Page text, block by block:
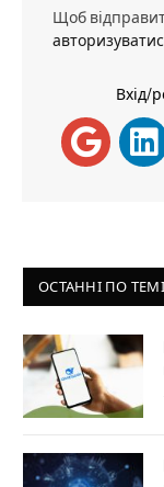
Щоб
Вхід/
ОСТАННІ ПО ТЕМІ